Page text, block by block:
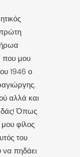
ήρωα
που μου
1946 ο
αλλά και
Όπως
φίλος
του
να πηδάει